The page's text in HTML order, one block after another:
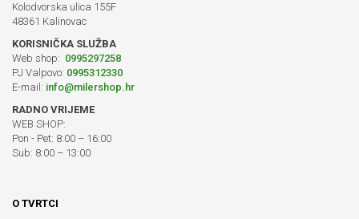
Kolodvorska ulica 155F
48361 Kalinovac
KORISNIČKA SLUŽBA
Web shop: 0995297258
PJ Valpovo: 0995312330
E-mail: info@milershop.hr
RADNO VRIJEME
WEB SHOP:
Pon - Pet: 8:00 – 16:00
Sub: 8:00 – 13:00
O TVRTCI